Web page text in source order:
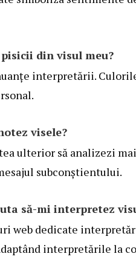
din visul meu?
interpretării.
visele?
ulterior să analizezi
subconștientului.
să-mi interpretez
web dedicate
interpretările la